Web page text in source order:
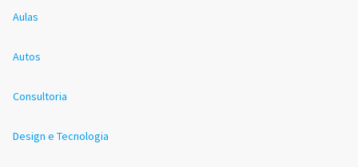
Aulas
Autos
Consultoria
Design e Tecnologia